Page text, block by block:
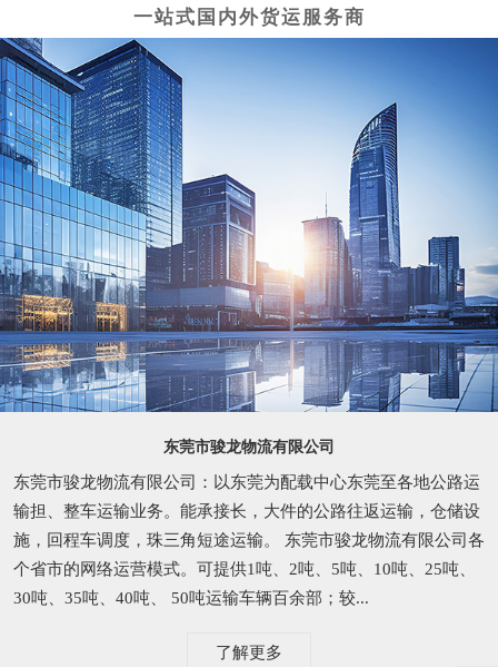
东莞市骏龙物流有限公司
东莞市骏龙物流有限公司：以东莞为配载中心东莞至各地公路运
输担、整车运输业务。能承接长，大件的公路往返运输，仓储设
施，回程车调度，珠三角短途运输。 东莞市骏龙物流有限公司各
个省市的网络运营模式。可提供1吨、2吨、5吨、10吨、25吨、
30吨、35吨、40吨、 50吨运输车辆百余部；较...
了解更多